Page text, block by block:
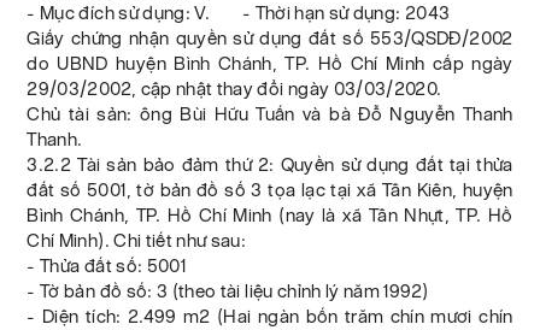
- Mục đích sử dụng: V. - Thời hạn sử dụng: 2043
Giấy chứng nhận quyền sử dụng đất số 553/QSDĐ/2002
do UBND huyện Bình Chánh, TP. Hồ Chí Minh cấp ngày
29/03/2002, cập nhật thay đổi ngày 03/03/2020.
Chủ tài sản: ông Bùi Hữu Tuấn và bà Đỗ Nguyễn Thanh
Thanh.
3.2.2 Tài sản bảo đảm thứ 2: Quyền sử dụng đất tại thửa
đất số 5001, tờ bản đồ số 3 tọa lạc tại xã Tân Kiên, huyện
Bình Chánh, TP. Hồ Chí Minh (nay là xã Tân Nhựt, TP. Hồ
Chí Minh). Chi tiết như sau:
- Thửa đất số: 5001
- Tờ bản đồ số: 3 (theo tài liệu chỉnh lý năm 1992)
- Diện tích: 2.499 m2 (Hai ngàn bốn trăm chín mươi chín